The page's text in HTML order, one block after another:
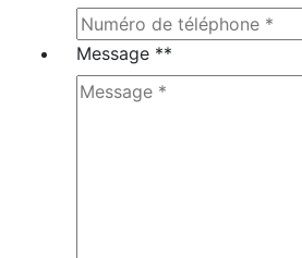
Message **